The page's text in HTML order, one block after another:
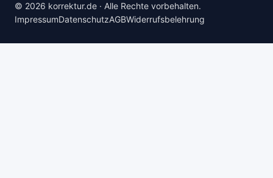
© 2026 korrektur.de · Alle Rechte vorbehalten.
ImpressumDatenschutzAGBWiderrufsbelehrung